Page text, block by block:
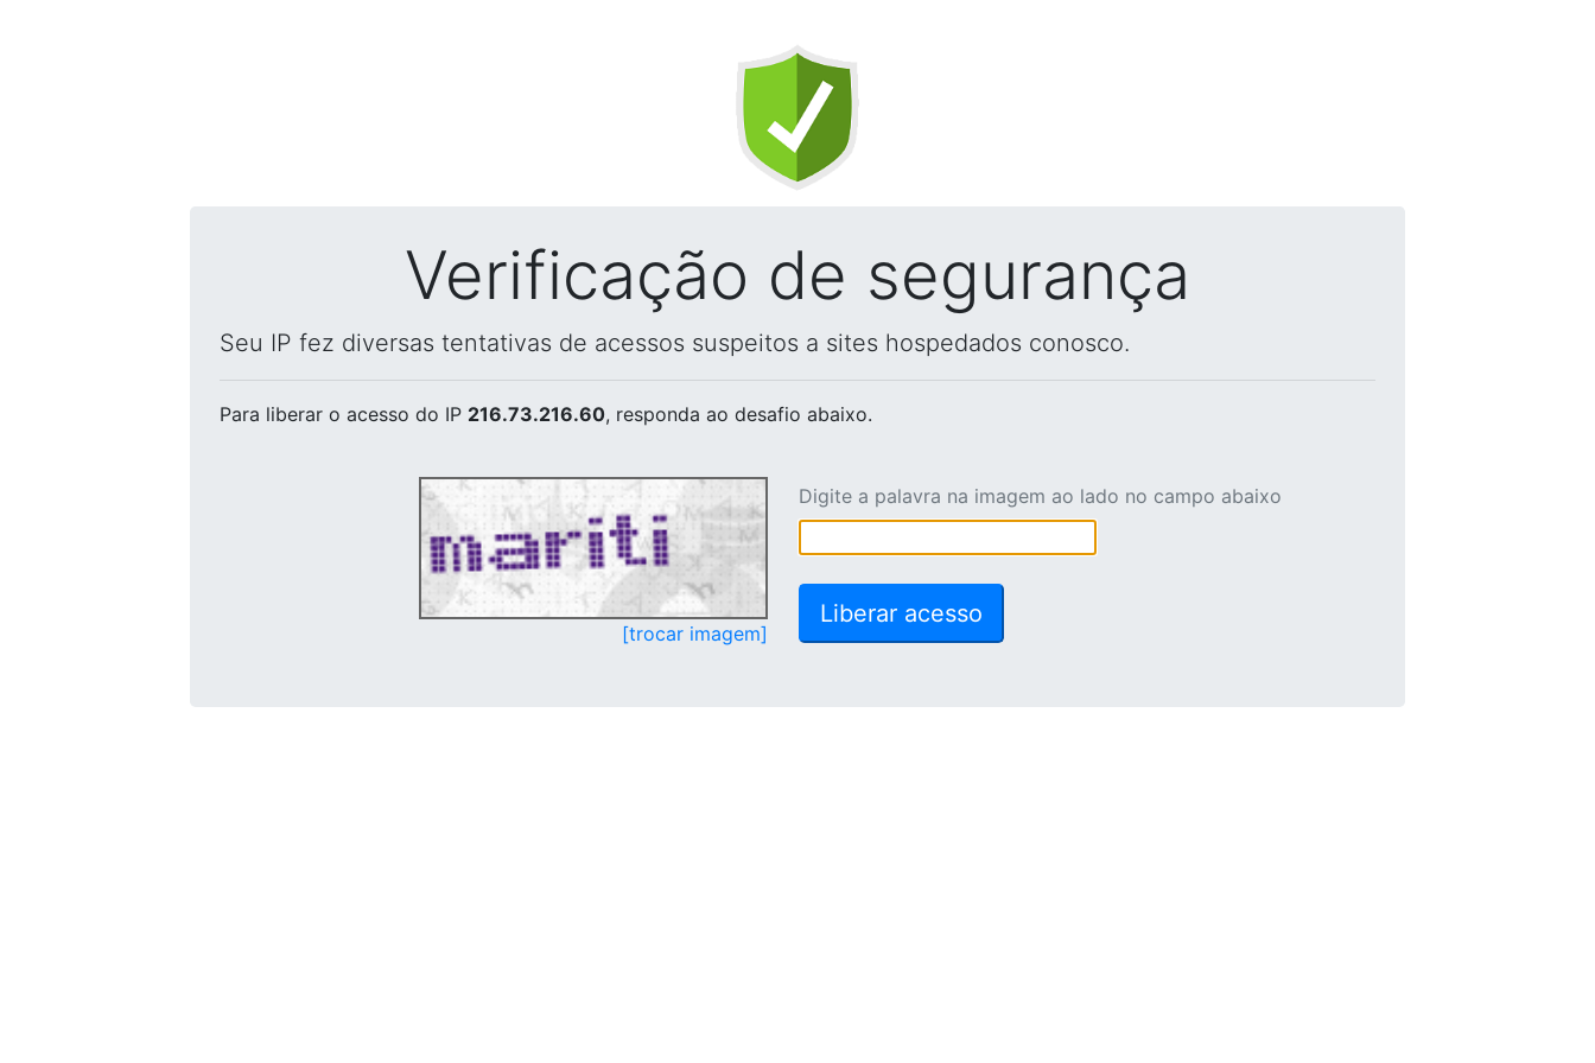
Verificação de segurança
Seu IP fez diversas tentativas de acessos suspeitos a sites hospedados conosco.
Para liberar o acesso do IP 216.73.216.60, responda ao desafio abaixo.
[trocar imagem]
Digite a palavra na imagem ao lado no campo abaixo